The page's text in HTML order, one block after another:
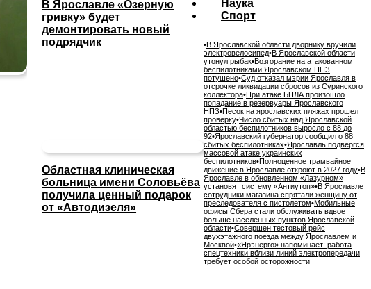
В Ярославле «Озерную
гривку» будет
демонтировать новый
подрядчик
Областная клиническая
больница имени Соловьёва
получила ценный подарок
от «Автодизеля»
Наука
Спорт
•В Ярославской области дворнику вручили
электровелосипед•В Ярославской области
утонул рыбак•Возгорание на атакованном
беспилотниками Ярославском НПЗ
потушено•Суд отказал мэрии Ярославля в
отсрочке ликвидации сбросов из Суринского
коллектора•При атаке БПЛА произошло
попадание в резервуары Ярославского
НПЗ•Песок на ярославских пляжах прошел
проверку•Число сбитых над Ярославской
областью беспилотников выросло с 88 до
92•Ярославский губернатор сообщил о 88
сбитых беспилотниках•Ярославль подвергся
массовой атаке украинских
беспилотников•Полноценное трамвайное
движение в Ярославле откроют в 2027 году•В
Ярославле в обновленном «Лазурном»
установят систему «Антиутоп»•В Ярославле
сотрудники магазина спрятали женщину от
преследователя с пистолетом•Мобильные
офисы Сбера стали обслуживать вдвое
больше населенных пунктов Ярославской
области•Совершен тестовый рейс
двухэтажного поезда между Ярославлем и
Москвой•«Ярэнерго» напоминает: работа
спецтехники вблизи линий электропередачи
требует особой осторожности